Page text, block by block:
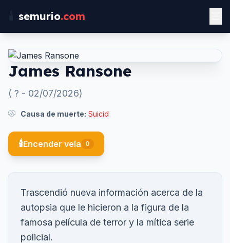
semurio.com
James Ransone
( ? - 02/07/2026)
Causa de muerte: Suicid
🕯️Encender vela 0
Trascendió nueva información acerca de la
autopsia que le hicieron a la figura de la
famosa película de terror y la mítica serie
policial.